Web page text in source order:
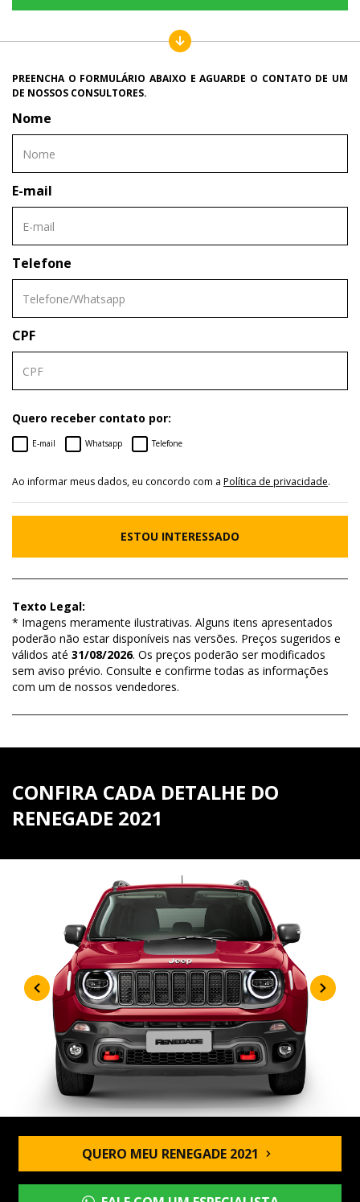
PREENCHA O FORMULÁRIO ABAIXO E AGUARDE O CONTATO DE UM
DE NOSSOS CONSULTORES.
Nome
E-mail
Telefone
CPF
Quero receber contato por:
E-mail Whatsapp Telefone
Ao informar meus dados, eu concordo com a Política de privacidade.
ESTOU INTERESSADO
Texto Legal:
* Imagens meramente ilustrativas. Alguns itens apresentados
poderão não estar disponíveis nas versões. Preços sugeridos e
válidos até 31/08/2026. Os preços poderão ser modificados
sem aviso prévio. Consulte e confirme todas as informações
com um de nossos vendedores.
CONFIRA CADA DETALHE DO
RENEGADE 2021
QUERO MEU RENEGADE 2021